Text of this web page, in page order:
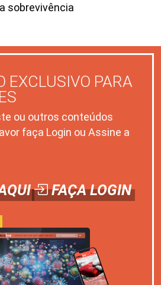
sobrevivência
EXCLUSIVO PARA
ou outros conteúdos
faça Login ou Assine a
FAÇA LOGIN